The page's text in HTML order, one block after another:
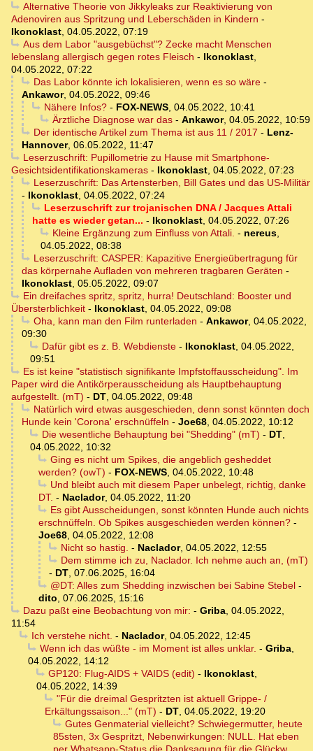
Alternative Theorie von Jikkyleaks zur Reaktivierung von
Adenoviren aus Spritzung und Leberschäden in Kindern -
Ikonoklast, 04.05.2022, 07:19
Aus dem Labor "ausgebüchst"? Zecke macht Menschen
lebenslang allergisch gegen rotes Fleisch - Ikonoklast,
04.05.2022, 07:22
Das Labor könnte ich lokalisieren, wenn es so wäre-
Ankawor, 04.05.2022, 09:46
Nähere Infos?- FOX-NEWS, 04.05.2022, 10:41
Ärztliche Diagnose war das- Ankawor, 04.05.2022, 10:59
Der identische Artikel zum Thema ist aus 11 / 2017 - Lenz-
Hannover, 06.05.2022, 11:47
Leserzuschrift: Pupillometrie zu Hause mit Smartphone-
Gesichtsidentifikationskameras - Ikonoklast, 04.05.2022, 07:23
Leserzuschrift: Das Artensterben, Bill Gates und das US-Militär
- Ikonoklast, 04.05.2022, 07:24
Leserzuschrift zur trojanischen DNA / Jacques Attali
hatte es wieder getan... - Ikonoklast, 04.05.2022, 07:26
Kleine Ergänzung zum Einfluss von Attali. - nereus,
04.05.2022, 08:38
Leserzuschrift: CASPER: Kapazitive Energieübertragung für
das körpernahe Aufladen von mehreren tragbaren Geräten -
Ikonoklast, 05.05.2022, 09:07
Ein dreifaches spritz, spritz, hurra! Deutschland: Booster und
Übersterblichkeit - Ikonoklast, 04.05.2022, 09:08
Oha, kann man den Film runterladen - Ankawor, 04.05.2022,
09:30
Dafür gibt es z. B. Webdienste- Ikonoklast, 04.05.2022,
09:51
Es ist keine "statistisch signifikante Impfstoffausscheidung". Im
Paper wird die Antikörperausscheidung als Hauptbehauptung
aufgestellt. (mT) - DT, 04.05.2022, 09:48
Natürlich wird etwas ausgeschieden, denn sonst könnten doch
Hunde kein 'Corona' erschnüffeln - Joe68, 04.05.2022, 10:12
Die wesentliche Behauptung bei "Shedding" (mT) - DT,
04.05.2022, 10:32
Ging es nicht um Spikes, die angeblich gesheddet
werden? (owT) - FOX-NEWS, 04.05.2022, 10:48
Und bleibt auch mit diesem Paper unbelegt, richtig, danke
DT. - Naclador, 04.05.2022, 11:20
Es gibt Ausscheidungen, sonst könnten Hunde auch nichts
erschnüffeln. Ob Spikes ausgeschieden werden können? -
Joe68, 04.05.2022, 12:08
Nicht so hastig. - Naclador, 04.05.2022, 12:55
Dem stimme ich zu, Naclador. Ich nehme auch an, (mT)
- DT, 07.06.2025, 16:04
@DT: Alles zum Shedding inzwischen bei Sabine Stebel-
dito, 07.06.2025, 15:16
Dazu paßt eine Beobachtung von mir: - Griba, 04.05.2022,
11:54
Ich verstehe nicht. - Naclador, 04.05.2022, 12:45
Wenn ich das wüßte - im Moment ist alles unklar. - Griba,
04.05.2022, 14:12
GP120: Flug-AIDS + VAIDS (edit) - Ikonoklast,
04.05.2022, 14:39
"Für die dreimal Gespritzten ist aktuell Grippe- /
Erkältungssaison..." (mT) - DT, 04.05.2022, 19:20
Gutes Genmaterial vielleicht? Schwiegermutter, heute
85sten, 3x Gespritzt, Nebenwirkungen: NULL. Hat eben